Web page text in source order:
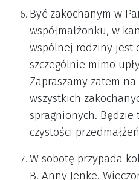
Być zakochanym w
współmałżonku, w
wspólnej rodziny jest
szczególnie mimo
Zapraszamy zatem
wszystkich
spragnionych. Będzie
czystości
W sobotę przypada
B. Anny Jenke.